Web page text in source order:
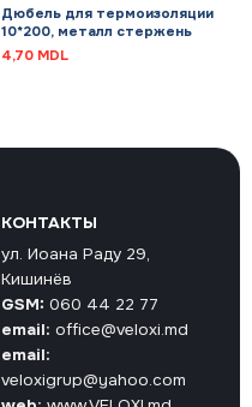
Дюбель для термоизоляции
10*200, металл стержень
4,70 MDL
КОНТАКТЫ
ул. Иоана Раду 29,
Кишинёв
GSM: 060 44 22 77
email: office@veloxi.md
email:
veloxigrup@yahoo.com